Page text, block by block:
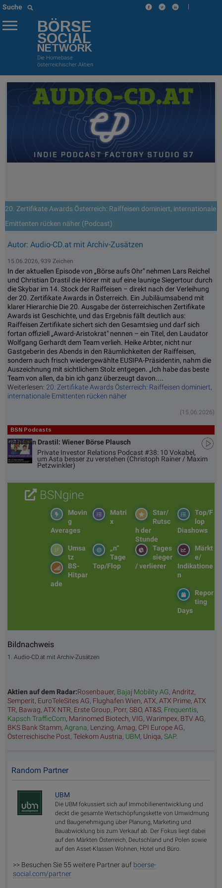
Suche |
BÖRSE
SOCIAL
NETWORK
Die Homebase
österreichischer Aktien
20. Zertifikate Awards Österreich: Raiffeisen dominiert, internationale
Emittenten rücken näher (Podcast)
Autor: Audio-CD.at mit Archiv-Zusätzen
15.06.2026, 939 Zeichen
In der aktuellen Episode von „Börse aufs Ohr" nehmen Lars Reichel
und Christian Drastil die Hörer mit auf eine launige Siegertour durch
die Skybar im 14. Stock der Raiffeisen – direkt nach der Verleihung
der 20. Zertifikate Awards in Österreich. Ein Jubiläumsabend mit
klarer Hierarchie Die 20. Ausgabe der österreichischen Zertifikate
Awards ist Geschichte, und das Ergebnis fällt deutlich aus:
Raiffeisen Zertifikate sichert sich den Gesamtsieg und darf sich
fortan offiziell „Award-Aristokrat" nennen – ein Titel, den Laudator
Wolfgang Gerhardt dem Team verlieh. Heike Arbter, nicht nur
Gastgeberin des Abends in den Räumlichkeiten der Raiffeisen,
sondern auch frisch wiedergewählte EUSIPA-Präsidentin, nahm die
Auszeichnung mit sichtlichem Stolz entgegen. „Ich habe das beste
Team von allen, da bin ich ganz überzeugt davon....
Weiterlesen: 20. Zertifikate Awards Österreich: Raiffeisen dominiert,
internationale Emittenten rücken näher
(15.06.2026)
BSN Podcasts
Christian Drastil: Wiener Börse Plausch
Private Investor Relations Podcast #38: 10 Vokabel,
um Asta besser zu verstehen (Christoph Rainer / Maxim
Petzwinkler)
BSNgine
Top/F
lop
Diashows
Star/
Rutsc
h der
Stunde
Matri
x
Movin
g
Averages
Märkt
e/
Indikatione
n
Tages
sieger
/ verlierer
„n“
Tage
Top/Flop
Umsa
tz
BS-
Hitpar
ade
Repor
ting
Days
Bildnachweis
1. Audio-CD.at mit Archiv-Zusätzen
Aktien auf dem Radar:Rosenbauer, Bajaj Mobility AG, Andritz,
Semperit, EuroTeleSites AG, Flughafen Wien, ATX, ATX Prime, ATX
TR, Bawag, ATX NTR, Erste Group, Porr, SBO, AT&S, Frequentis,
Kapsch TrafficCom, Marinomed Biotech, VIG, Warimpex, BTV AG,
BKS Bank Stamm, Agrana, Lenzing, Amag, CPI Europe AG,
Österreichische Post, Telekom Austria, UBM, Uniqa, SAP.
Random Partner
UBM
Die UBM fokussiert sich auf Immobilienentwicklung und
deckt die gesamte Wertschöpfungskette von Umwidmung
und Baugenehmigung über Planung, Marketing und
Bauabwicklung bis zum Verkauf ab. Der Fokus liegt dabei
auf den Märkten Österreich, Deutschland und Polen sowie
auf den Asset-Klassen Wohnen, Hotel und Büro.
>> Besuchen Sie 55 weitere Partner auf boerse-
social.com/partner